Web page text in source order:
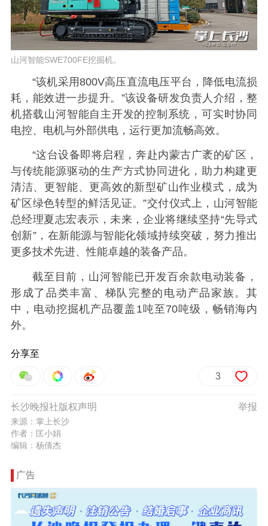
山河智能SWE700FE挖掘机。
“该机采用800V高压直流电压平台，降低电流损
耗，能效进一步提升。”该设备研发负责人介绍，整
机搭载山河智能自主开发的控制系统，可实时协同
电控、电机与外部供电，运行更加流畅高效。
“这台设备即将启程，奔赴内蒙古广袤的矿区，
与传统能源驱动的生产方式协同进化，助力构建更
清洁、更智能、更高效的新型矿山作业模式，成为
矿区绿色转型的鲜活见证。”交付仪式上，山河智能
总经理夏志宏表示，未来，企业将继续坚持“先导式
创新”，在新能源与智能化领域持续突破，努力推出
更多技术先进、性能卓越的装备产品。
截至目前，山河智能已开发百余款电动装备，
形成了品类丰富、梯队完整的电动产品家族。其
中，电动挖掘机产品覆盖1吨至70吨级，畅销海内
外。
分享至
3
举报
长沙晚报社版权声明
来源：掌上长沙
作者：匡小娟
编辑：杨倩杰
广告